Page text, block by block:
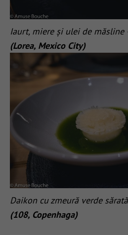
Iaurt, miere și ulei de măsline
(Lorea, Mexico City)
Daikon cu zmeură verde
(108, Copenhaga)